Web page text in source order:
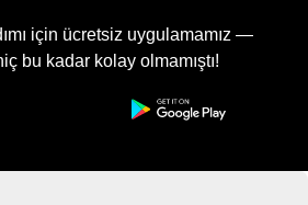
için ücretsiz uygulamamız —
bu kadar kolay olmamıştı!